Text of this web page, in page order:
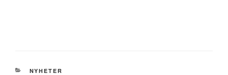
KATEGORIER
NYHETER